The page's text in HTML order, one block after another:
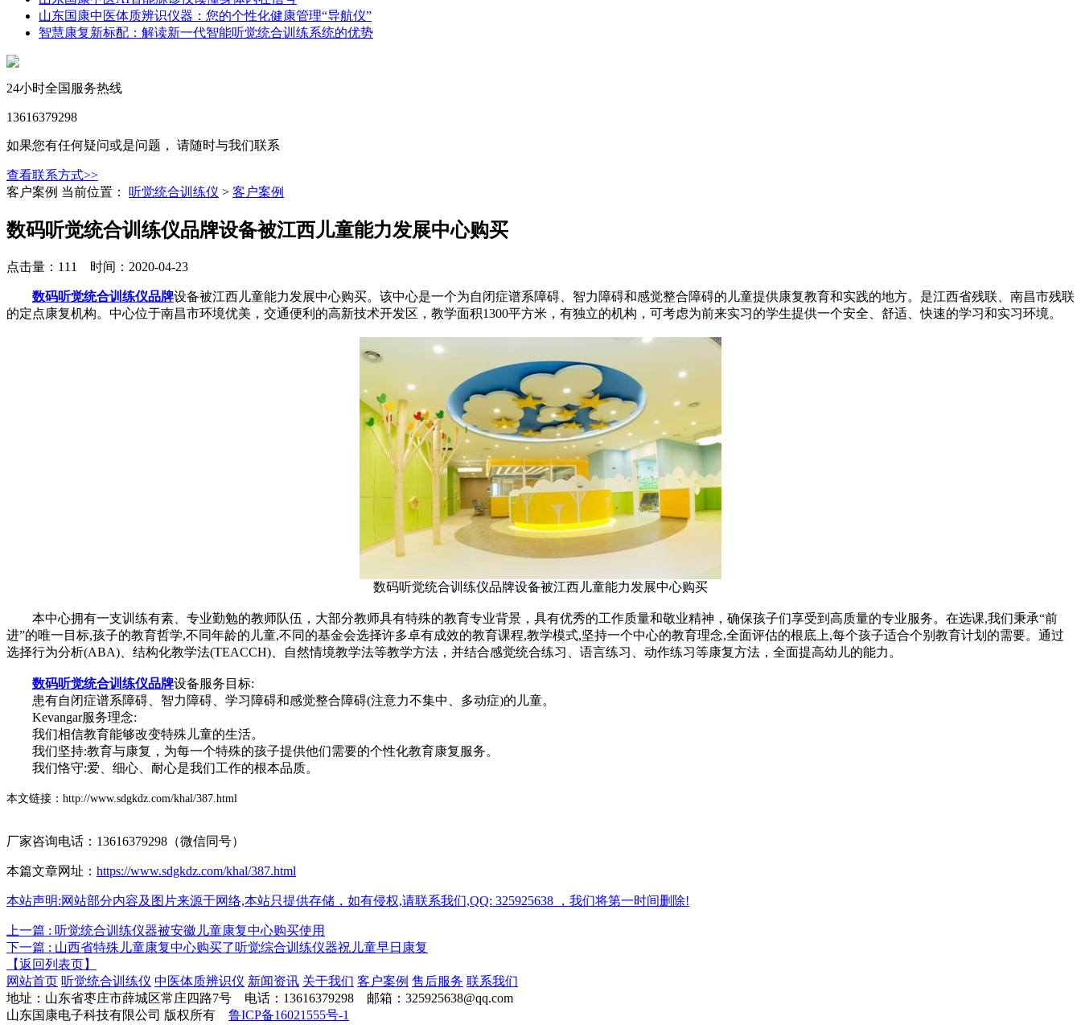
山东国康中医体质辨识仪器：您的个性化健康管理“导航仪”
智慧康复新标配：解读新一代智能听觉统合训练系统的优势
24小时全国服务热线
13616379298
如果您有任何疑问或是问题， 请随时与我们联系
查看联系方式>>
客户案例 当前位置： 听觉统合训练仪 > 客户案例
数码听觉统合训练仪品牌设备被江西儿童能力发展中心购买
点击量：111 时间：2020-04-23
数码听觉统合训练仪品牌设备被江西 儿童能力发展中心购买。该中心是一个为自闭症谱系障碍、智力障碍和感觉整合障碍的儿童提供康复教育和实践的地方。是江西省残联、南昌市残联
的定点康复机构。中心位于南昌市环境优美，交通便利的高新技术开发区，教学面积1300平方米，有独立的机构，可考虑为前来实习的学生提供一个安全、舒适、快速的学习和实习环境。
数码听觉统合训练仪品牌设备被江西儿童能力发展中心购买
本中心拥有一支训练有素、专业勤勉的教师队伍，大部分教师具有特殊的教育专业背景，具有优秀的工作质量和敬业精神，确保孩子们享受到高质量的专业服务。在选课,我们秉承“前
进”的唯一目标,孩子的教育哲学,不同年龄的儿童,不同的基金会选择许多卓有成效的教育课程,教学模式,坚持一个中心的教育理念,全面评估的根底上,每个孩子适合个别教育计划的需要。通过
选择行为分析(ABA)、结构化教学法(TEACCH)、自然情境教学法等教学方法，并结合感觉统合练习、语言练习、动作练习等康复方法，全面提高幼儿的能力。
数码听觉统合训练仪品牌设备服务目标:
患有自闭症谱系障碍、智力障碍、学习障碍和感觉整合障碍(注意力不集中、多动症)的儿童。
Kevangar服务理念:
我们相信教育能够改变特殊儿童的生活。
我们坚持:教育与康复，为每一个特殊的孩子提供他们需要的个性化教育康复服务。
我们恪守:爱、细心、耐心是我们工作的根本品质。
本文链接： http://www.sdgkdz.com/khal/387.html
厂家咨询电话：13616379298（微信同号）
本篇文章网址： https://www.sdgkdz.com/khal/387.html
本站声明:网站部分内容及图片来源于网络,本站只提供存储，如有侵权,请联系我们,QQ: 325925638 ，我们将第一时间删除!
上一篇 : 听觉统合训练仪器被安徽儿童康复中心购买使用
下一篇 : 山西省特殊儿童康复中心购买了听觉综合训练仪器祝儿童早日康复
【返回列表页】
网站首页 听觉统合训练仪 中医体质辨识仪 新闻资讯 关于我们 客户案例 售后服务 联系我们
地址：山东省枣庄市薛城区常庄四路7号 电话：13616379298 邮箱：325925638@qq.com
山东国康电子科技有限公司 版权所有 鲁ICP备16021555号-1